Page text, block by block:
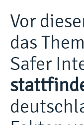
Vor
das
Safer